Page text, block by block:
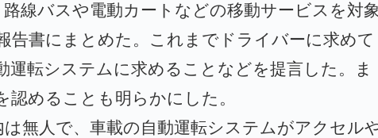
線バスや電動カートなどの移動サービスを対象
告書にまとめた。これまでドライバーに求めて
運転システムに求めることなどを提言した。ま
めることも明らかにした。
無人で、車載の自動運転システムがアクセル